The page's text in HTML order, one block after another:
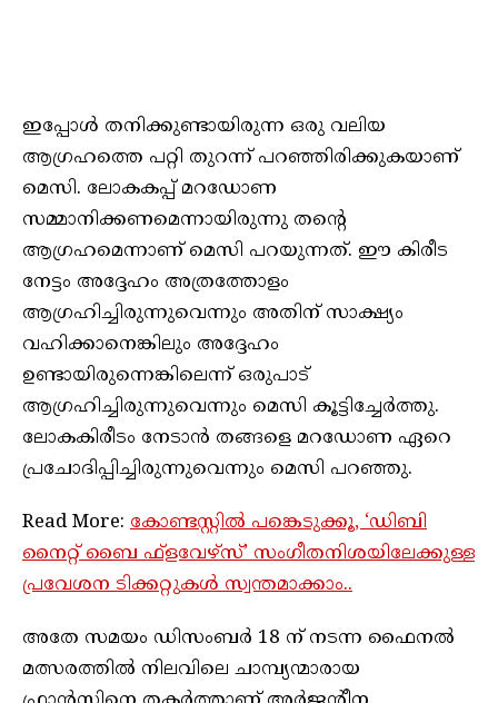
ഇപ്പോൾ തനിക്കുണ്ടായിരുന്ന ഒരു വലിയ
ആഗ്രഹത്തെ പറ്റി തുറന്ന് പറഞ്ഞിരിക്കുകയാണ്
മെസി. ലോകകപ്പ് മറഡോണ
സമ്മാനിക്കണമെന്നായിരുന്നു തന്റെ
ആഗ്രഹമെന്നാണ് മെസി പറയുന്നത്. ഈ കിരീട
നേട്ടം അദ്ദേഹം അത്രത്തോളം
ആഗ്രഹിച്ചിരുന്നുവെന്നും അതിന് സാക്ഷ്യം
വഹിക്കാനെങ്കിലും അദ്ദേഹം
ഉണ്ടായിരുന്നെങ്കിലെന്ന് ഒരുപാട്
ആഗ്രഹിച്ചിരുന്നുവെന്നും മെസി കൂട്ടിച്ചേർത്തു.
ലോകകിരീടം നേടാൻ തങ്ങളെ മറഡോണ ഏറെ
പ്രചോദിപ്പിച്ചിരുന്നുവെന്നും മെസി പറഞ്ഞു.
Read More: കോണ്ടസ്റ്റിൽ പങ്കെടുക്കൂ, ‘ഡിബി
നൈറ്റ് ബൈ ഫ്‌ളവേഴ്‌സ്’ സംഗീതനിശയിലേക്കുള്ള
പ്രവേശന ടിക്കറ്റുകൾ സ്വന്തമാക്കാം..
അതേ സമയം ഡിസംബർ 18 ന് നടന്ന ഫൈനൽ
മത്സരത്തിൽ നിലവിലെ ചാമ്പ്യന്മാരായ